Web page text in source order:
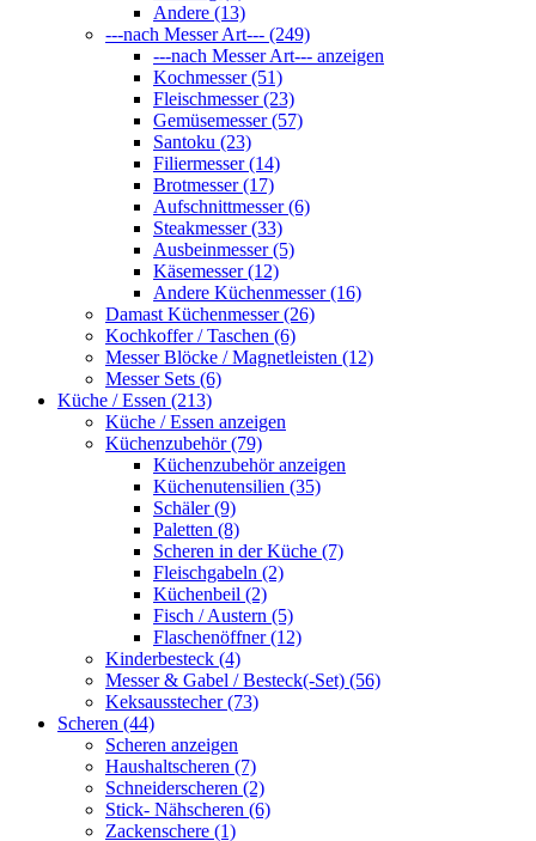
Andere (13)
---nach Messer Art--- (249)
---nach Messer Art--- anzeigen
Kochmesser (51)
Fleischmesser (23)
Gemüsemesser (57)
Santoku (23)
Filiermesser (14)
Brotmesser (17)
Aufschnittmesser (6)
Steakmesser (33)
Ausbeinmesser (5)
Käsemesser (12)
Andere Küchenmesser (16)
Damast Küchenmesser (26)
Kochkoffer / Taschen (6)
Messer Blöcke / Magnetleisten (12)
Messer Sets (6)
Küche / Essen (213)
Küche / Essen anzeigen
Küchenzubehör (79)
Küchenzubehör anzeigen
Küchenutensilien (35)
Schäler (9)
Paletten (8)
Scheren in der Küche (7)
Fleischgabeln (2)
Küchenbeil (2)
Fisch / Austern (5)
Flaschenöffner (12)
Kinderbesteck (4)
Messer & Gabel / Besteck(-Set) (56)
Keksausstecher (73)
Scheren (44)
Scheren anzeigen
Haushaltscheren (7)
Schneiderscheren (2)
Stick- Nähscheren (6)
Zackenschere (1)